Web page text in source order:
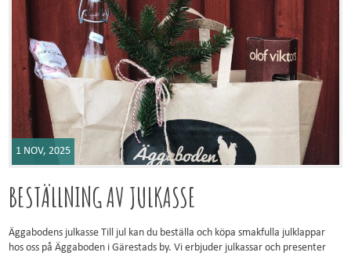
1 NOV, 2025
BESTÄLLNING AV JULKASSE
Äggabodens julkasse Till jul kan du beställa och köpa smakfulla julklappar
hos oss på Äggaboden i Gärestads by. Vi erbjuder julkassar och presenter